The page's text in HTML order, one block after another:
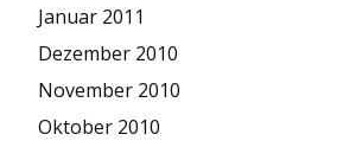
Januar 2011
Dezember 2010
November 2010
Oktober 2010